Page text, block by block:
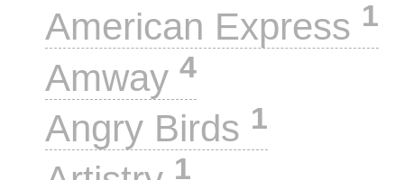
American Express 1
Amway 4
Angry Birds 1
1